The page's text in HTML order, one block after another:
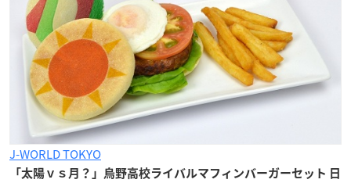
J-WORLD TOKYO
「太陽ｖｓ月？」烏野高校ライバルマフィンバーガーセット 日